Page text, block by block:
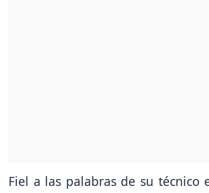
Fiel a las palabras de su técnico